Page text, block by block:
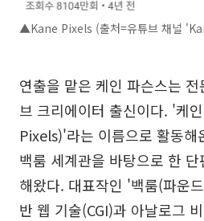
▲Kane Pixels (출처=유튜브 채널
연출을 맡은 케인 파슨스는
브 크리에이터 출신이다. '케
Pixels)'라는 이름으로 활동해
백룸 세계관을 바탕으로 한
해왔다. 대표작인 '백룸(파운
반 웹 기술(CGI)과 아날로그